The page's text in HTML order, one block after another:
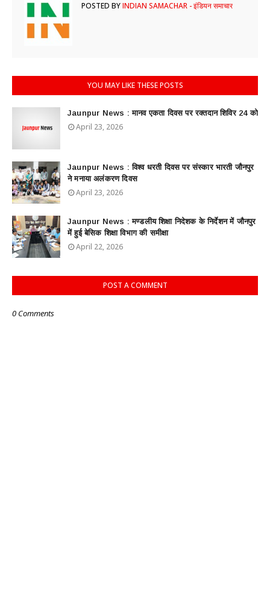
POSTED BYINDIAN SAMACHAR - इंडियन समाचार
YOU MAY LIKE THESE POSTS
Jaunpur News : ​मानव एकता दिवस पर रक्तदान शिविर 24 को
April 23, 2026
Jaunpur News : विश्व धरती दिवस पर संस्कार भारती जौनपुर
ने मनाया अलंकरण दिवस
April 23, 2026
Jaunpur News : ​मण्डलीय शिक्षा निदेशक के निर्देशन में जौनपुर
में हुई बेसिक शिक्षा विभाग की समीक्षा
April 22, 2026
POST A COMMENT
0 Comments